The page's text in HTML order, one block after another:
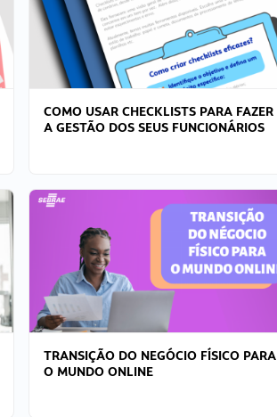
COMO USAR CHECKLISTS PARA FAZER
A GESTÃO DOS SEUS FUNCIONÁRIOS
TRANSIÇÃO DO NEGÓCIO FÍSICO PARA
O MUNDO ONLINE